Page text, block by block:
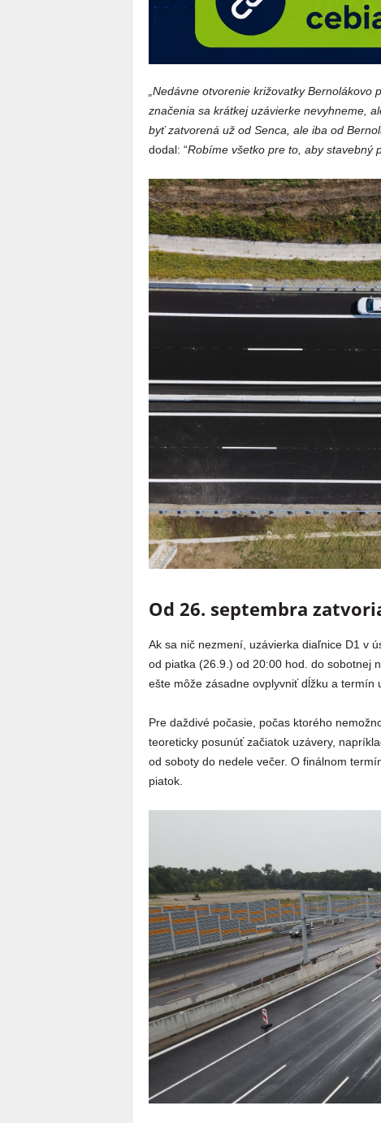
„Nedávne otvorenie križovatky
značenia sa krátkej uzávierke nevyhneme,
byť zatvorená už od Senca, ale iba od
dodal: “Robíme všetko pre to, aby stavebný
Od 26. septembra
Ak sa nič nezmení, uzávierka diaľnice D1 v
od piatka (26.9.) od 20:00 hod. do sobotnej
ešte môže zásadne ovplyvniť dĺžku a termín
Pre daždivé počasie, počas ktorého
teoreticky posunúť začiatok uzávery,
od soboty do nedele večer. O finálnom
piatok.